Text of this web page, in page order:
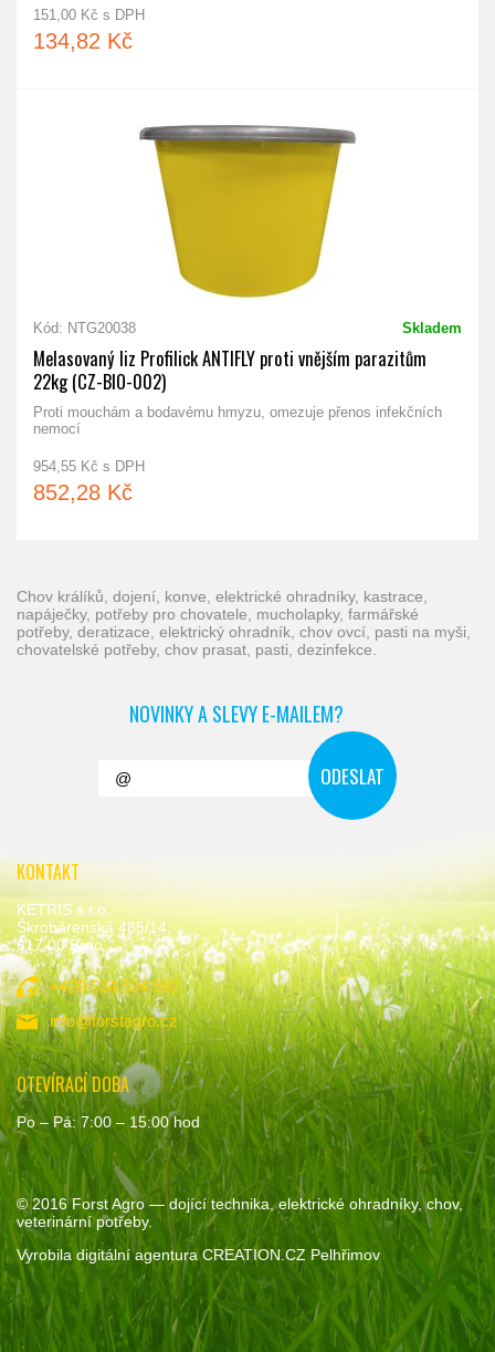
151,00 Kč s DPH
134,82 Kč
Kód: NTG20038 Skladem
Melasovaný liz Profilick ANTIFLY proti vnějším parazitům
22kg (CZ-BIO-002)
Proti mouchám a bodavému hmyzu, omezuje přenos infekčních
nemocí
954,55 Kč s DPH
852,28 Kč
chov králíků, dojení, konve, elektrické ohradníky, kastrace,
napáječky, potřeby pro chovatele, mucholapky, farmářské
potřeby, deratizace, elektrický ohradník, chov ovcí, pasti na myši,
chovatelské potřeby, chov prasat, pasti, dezinfekce.
NOVINKY A SLEVY E-MAILEM?
KONTAKT
KETRIS s.r.o.
Škrobárenská 485/14,
617 00 Brno
+420 534 534 992
info@forstagro.cz
OTEVÍRACÍ DOBA
Po – Pá: 7:00 – 15:00 hod
© 2016Forst Agro— dojící technika, elektrické ohradníky, chov,
veterinární potřeby.
Vyrobila digitální agentura CREATION.CZ Pelhřimov